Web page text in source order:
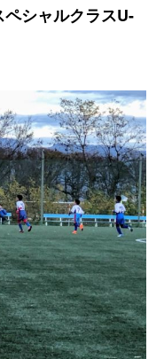
シャルクラスU-